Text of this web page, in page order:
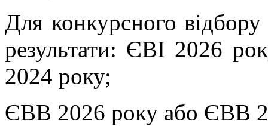
Для конкурсного
результати: ЄВІ 2026
2024 року;
ЄВВ 2026 року або ЄВВ